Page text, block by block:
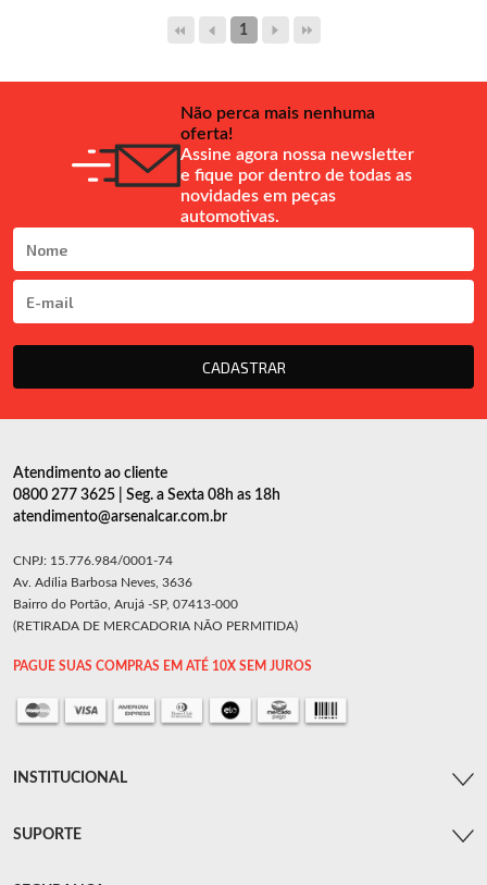
1
Não perca mais nenhuma
oferta!
Assine agora nossa newsletter
e fique por dentro de todas as
novidades em peças
automotivas.
CADASTRAR
Atendimento ao cliente
0800 277 3625 | Seg. a Sexta 08h as 18h
atendimento@arsenalcar.com.br
CNPJ: 15.776.984/0001-74
Av. Adília Barbosa Neves, 3636
Bairro do Portão, Arujá -SP, 07413-000
(RETIRADA DE MERCADORIA NÃO PERMITIDA)
PAGUE SUAS COMPRAS EM ATÉ 10X SEM JUROS
INSTITUCIONAL
SUPORTE